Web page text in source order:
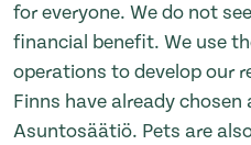
for everyone. We do not
financial benefit. We use
operations to develop our
Finns have already chosen
Asuntosäätiö. Pets are